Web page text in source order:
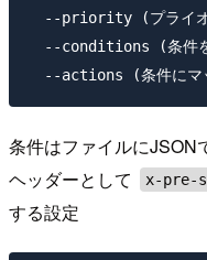
--priority (プライ
--conditions (条件
条件はファイルにJSON
ヘッダーとして
x-pre-
する設定